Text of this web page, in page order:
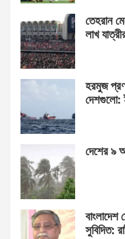
তেহরান
লাখ
হরমুজ
দেশগুলো:
দেশের ৯
বাংলাদেশ
সুবিদিত: